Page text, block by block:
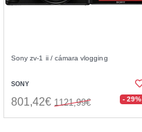
Sony zv-1 ii / cámara vlogging
SONY
801,42€ 1121,99€ - 29%